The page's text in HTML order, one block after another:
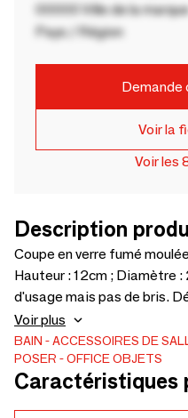
00000 Ville de la
Pays / Région
Demande
Voir la
Voir les
Description
Coupe en verre fumé
Hauteur : 12cm ; Diamètre :
d'usage mais pas de bris.
pas à me contacter pour
Voir plus
BAIN ACCESSOIRES DE
POSER
OFFICE OBJETS
Caractéristiques